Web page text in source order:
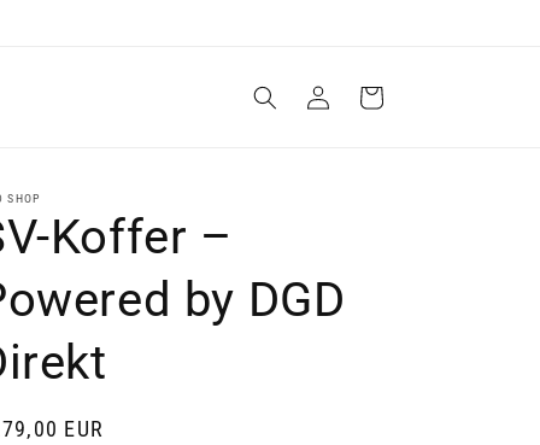
EinloggenWarenkorb
SHOP
Koffer –
by DGD
EUR